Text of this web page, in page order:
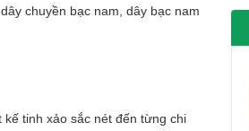
dây chuyền bạc nam dây bạc nam
tinh xảo sắc nét đến từng chi